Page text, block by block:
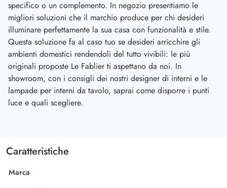
specifico o un complemento. In negozio presentiamo le
migliori soluzioni che il marchio produce per chi desideri
illuminare perfettamente la sua casa con funzionalità e stile.
Questa soluzione fa al caso tuo se desideri arricchire gli
ambienti domestici rendendoli del tutto vivibili: le più
originali proposte Le Fablier ti aspettano da noi. In
showroom, con i consigli dei nostri designer di interni e le
lampade per interni da tavolo, saprai come disporre i punti
luce e quali scegliere.
Caratteristiche
Marca